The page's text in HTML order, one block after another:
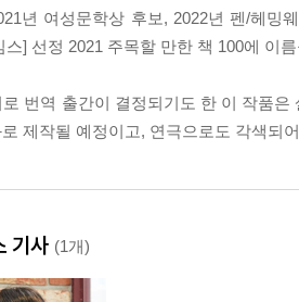
년 여성문학상 후보, 2022년 펜/헤밍
스] 선정 2021 주목할 만한 책 100에 이
로 번역 출간이 결정되기도 한 이 작품
제작될 예정이고, 연극으로도 각색되
기사 (1개)